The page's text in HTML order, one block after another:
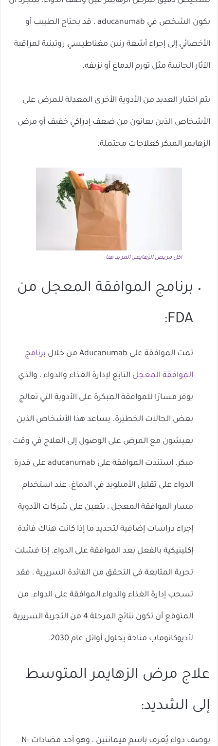
يكون الشخص في aducanumab ، قد يحتاج الطبيب أو
الأخصائي إلى إجراء أشعة رنين مغناطيسي روتينية لمراقبة
الآثار الجانبية مثل تورم الدماغ أو نزيفه.
يتم اختبار العديد من الأدوية الأخرى المعدلة للمرض على
الأشخاص الذين يعانون من ضعف إدراكي خفيف أو مرض
الزهايمر المبكر كعلاجات محتملة.
اكل مريض الزهايمر: المزيد هنا
برنامج الموافقة المعجل من
FDA:
تمت الموافقة على Aducanumab من خلال برنامج
الموافقة المعجل التابع لإدارة الغذاء والدواء ، والذي
يوفر مسارًا للموافقة المبكرة على الأدوية التي تعالج
بعض الحالات الخطيرة. يساعد هذا الأشخاص الذين
يعيشون مع المرض على الوصول إلى العلاج في وقت
مبكر. استندت الموافقة على aducanumab على قدرة
الدواء على تقليل الأميلويد في الدماغ. عند استخدام
مسار الموافقة المعجل ، يتعين على شركات الأدوية
إجراء دراسات إضافية لتحديد ما إذا كانت هناك فائدة
إكلينيكية بالفعل بعد الموافقة على الدواء. إذا فشلت
تجربة المتابعة في التحقق من الفائدة السريرية ، فقد
تسحب إدارة الغذاء والدواء الموافقة على الدواء. من
المتوقع أن تكون نتائج المرحلة 4 من التجربة السريرية
لأديوكانوماب متاحة بحلول أوائل عام 2030.
علاج مرض الزهايمر المتوسط ​​
إلى الشديد:
يوصف دواء يُعرف باسم ميمانتين ، وهو أحد مضادات N-